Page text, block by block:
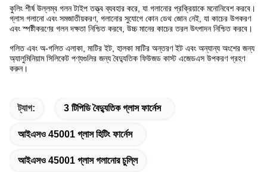
কুলিং শীর্ষ উল্লম্ব গলন টাইপ তত্ত্ব ব্যবহার করে, যা গলানোর প্রক্রিয়াকে মনোনিবেশ করবে।
গ্লাস গলানো এবং সমজাতীয়করণ, গলানোর সুযোগে কোন ডেথ জোন নেই, যা কাচের উপকরণ
এবং স্পষ্টীকরণের গলন দক্ষতা নিশ্চিত করবে, উচ্চ মানের কাচের তরল উৎপাদন নিশ্চিত করবে।
গলিত এবং অ-গলিত এলাকা, মাটির ইট, হালকা মাটির অন্তরণ ইট এবং অন্যান্য অংশের জন্য
অ্যালুমিনিয়াম সিলিকেট পণ্যগুলির জন্য বৈদ্যুতিক ফিউজড কাস্ট এজেডএস উপকরণ গ্রহণ
করুন।
ট্যাগ: 3 টিপিডি বৈদ্যুতিক গ্লাস ফার্নেস
আইএসও 45001 গ্লাস হিটিং ফার্নেস
আইএসও 45001 গ্লাস গলানোর চুল্লি